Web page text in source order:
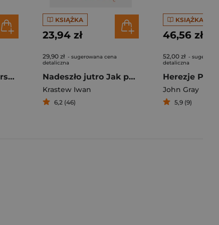
Mężczyźni są z Marsa kobiety z Wenus
KSIĄŻKA
23,94 zł
29,90 zł - sugerowana cena
detaliczna
Nadeszło jutro Jak pandemia zmienia Europę
Krastew Iwan
6,2 (46)
KSIĄŻKA
46,56 zł
52,00 zł -
detaliczna
John Gray
5,9 (9)